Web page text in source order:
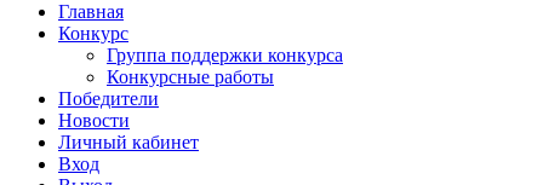
Главная
Конкурс
Группа поддержки конкурса
Конкурсные работы
Победители
Новости
Личный кабинет
Вход